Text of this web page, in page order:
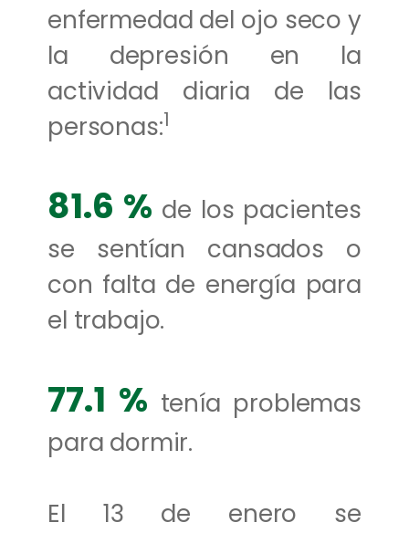
enfermedad del ojo seco y
la depresión en la
actividad diaria de las
personas:1
81.6 % de los pacientes
se sentían cansados o
con falta de energía para
el trabajo.
77.1 % tenía problemas
para dormir.
El 13 de enero se